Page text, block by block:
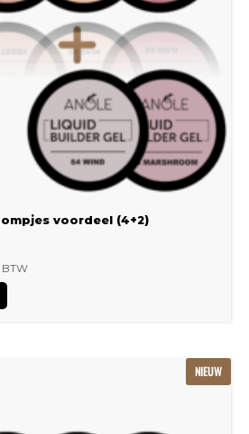
voordeel (4+2)
BTW
NIEUW